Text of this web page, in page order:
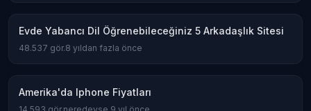
Evde Yabancı Dil Öğrenebileceğiniz 5 Arkadaşlık Sitesi
48.537 gör.8 yıldan fazla önce
Amerika'da Iphone Fiyatları